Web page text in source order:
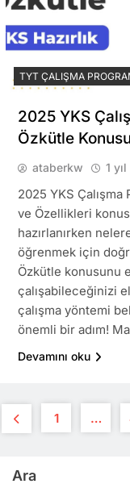
TYT ÇALIŞMA
2025 YKS
Özkütle
ataberkw 1
2025 YKS
ve Özellikleri
hazırlanırken
öğrenmek için
Özkütle konusunu
çalışabileceğinizi
çalışma yöntemi
önemli bir adım!
Devamını oku
1 …
Ara